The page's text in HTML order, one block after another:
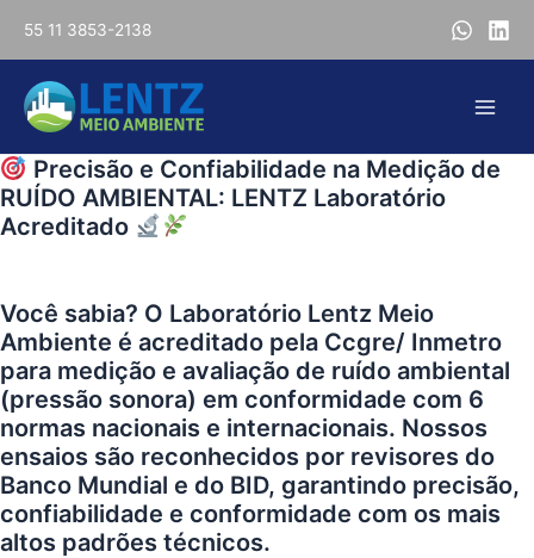
para
o
conteúdo
55 11 3853-2138
Precisão e Confiabilidade na Medição de
RUÍDO AMBIENTAL: LENTZ Laboratório
Acreditado
Você sabia? O Laboratório Lentz Meio
Ambiente é acreditado pela Ccgre/ Inmetro
para medição e avaliação de ruído ambiental
(pressão sonora) em conformidade com 6
normas nacionais e internacionais. Nossos
ensaios são reconhecidos por revisores do
Banco Mundial e do BID, garantindo precisão,
confiabilidade e conformidade com os mais
altos padrões técnicos.